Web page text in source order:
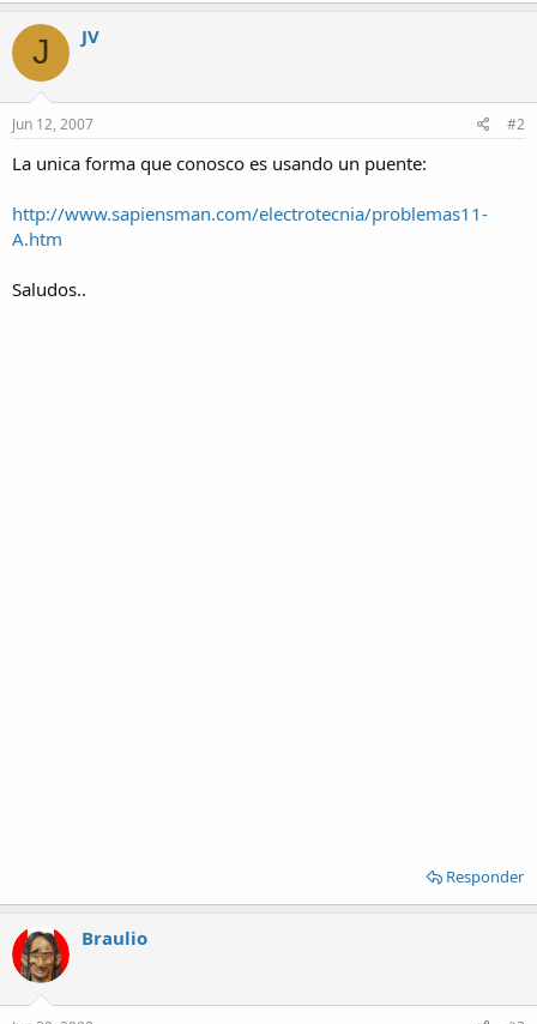
J JV
Jun 12, 2007 #2
La unica forma que conosco es usando un puente:
http://www.sapiensman.com/electrotecnia/problemas11-
A.htm
Saludos..
Responder
Braulio